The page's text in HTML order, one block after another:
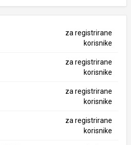
za registrirane
korisnike
za registrirane
korisnike
za registrirane
korisnike
za registrirane
korisnike